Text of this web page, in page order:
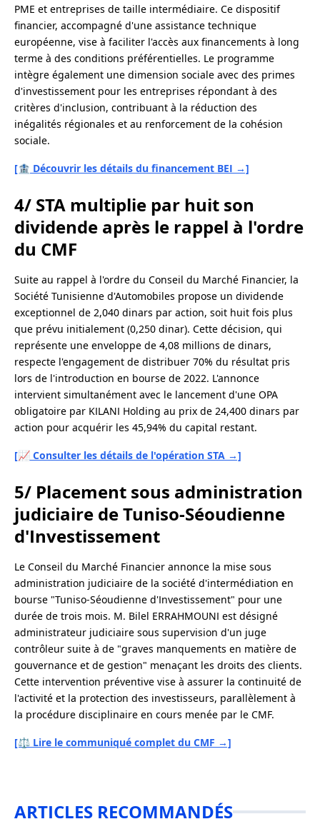
PME et entreprises de taille intermédiaire. Ce dispositif
financier, accompagné d'une assistance technique
européenne, vise à faciliter l'accès aux financements à long
terme à des conditions préférentielles. Le programme
intègre également une dimension sociale avec des primes
d'investissement pour les entreprises répondant à des
critères d'inclusion, contribuant à la réduction des
inégalités régionales et au renforcement de la cohésion
sociale.
[🏦 Découvrir les détails du financement BEI →]
4/ STA multiplie par huit son
dividende après le rappel à l'ordre
du CMF
Suite au rappel à l'ordre du Conseil du Marché Financier, la
Société Tunisienne d'Automobiles propose un dividende
exceptionnel de 2,040 dinars par action, soit huit fois plus
que prévu initialement (0,250 dinar). Cette décision, qui
représente une enveloppe de 4,08 millions de dinars,
respecte l'engagement de distribuer 70% du résultat pris
lors de l'introduction en bourse de 2022. L'annonce
intervient simultanément avec le lancement d'une OPA
obligatoire par KILANI Holding au prix de 24,400 dinars par
action pour acquérir les 45,94% du capital restant.
[📈 Consulter les détails de l'opération STA →]
5/ Placement sous administration
judiciaire de Tuniso-Séoudienne
d'Investissement
Le Conseil du Marché Financier annonce la mise sous
administration judiciaire de la société d'intermédiation en
bourse "Tuniso-Séoudienne d'Investissement" pour une
durée de trois mois. M. Bilel ERRAHMOUNI est désigné
administrateur judiciaire sous supervision d'un juge
contrôleur suite à de "graves manquements en matière de
gouvernance et de gestion" menaçant les droits des clients.
Cette intervention préventive vise à assurer la continuité de
l'activité et la protection des investisseurs, parallèlement à
la procédure disciplinaire en cours menée par le CMF.
[⚖️ Lire le communiqué complet du CMF →]
ARTICLES RECOMMANDÉS